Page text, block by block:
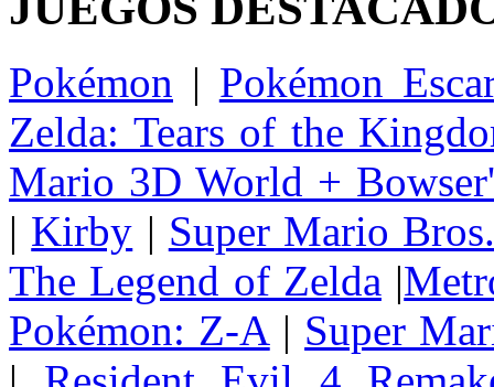
Pokémon | Pokémon
Zelda: Tears of the
Mario 3D World +
| Kirby | Super Mario
The Legend of Zelda |
Pokémon: Z-A | Super